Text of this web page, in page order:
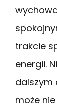
trakcie
energii.
dalszym
może